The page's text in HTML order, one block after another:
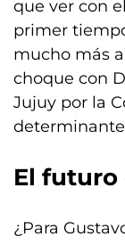
que ver con
primer
mucho más
choque con
Jujuy por la
El futuro
¿Para